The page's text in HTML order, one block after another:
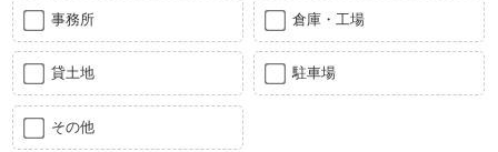
事務所 倉庫・工場
貸土地 駐車場
その他